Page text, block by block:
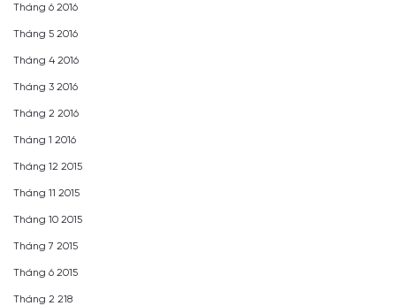
Tháng 6 2016
Tháng 5 2016
Tháng 4 2016
Tháng 3 2016
Tháng 2 2016
Tháng 1 2016
Tháng 12 2015
Tháng 11 2015
Tháng 10 2015
Tháng 7 2015
Tháng 6 2015
Tháng 2 218